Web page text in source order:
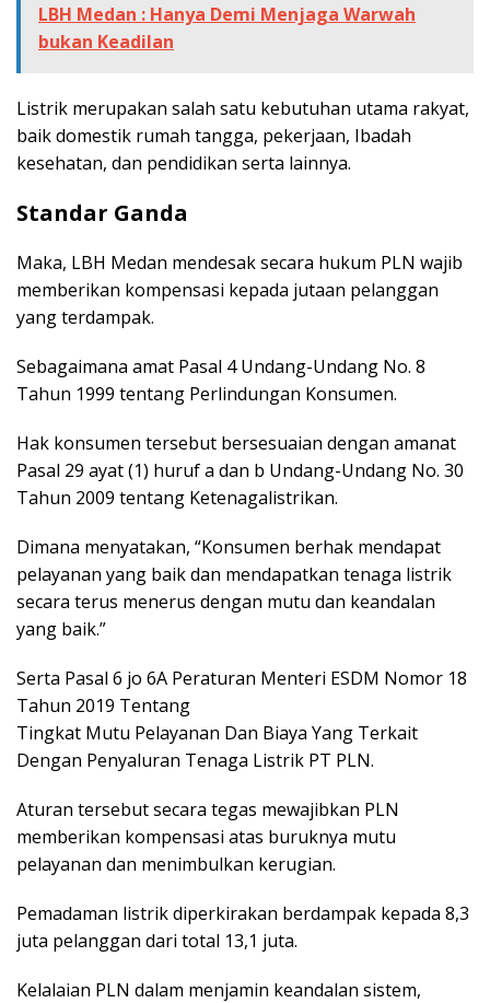
LBH Medan : Hanya Demi Menjaga Warwah
bukan Keadilan
Listrik merupakan salah satu kebutuhan utama rakyat,
baik domestik rumah tangga, pekerjaan, Ibadah
kesehatan, dan pendidikan serta lainnya.
Standar Ganda
Maka, LBH Medan mendesak secara hukum PLN wajib
memberikan kompensasi kepada jutaan pelanggan
yang terdampak.
Sebagaimana amat Pasal 4 Undang-Undang No. 8
Tahun 1999 tentang Perlindungan Konsumen.
Hak konsumen tersebut bersesuaian dengan amanat
Pasal 29 ayat (1) huruf a dan b Undang-Undang No. 30
Tahun 2009 tentang Ketenagalistrikan.
Dimana menyatakan, “Konsumen berhak mendapat
pelayanan yang baik dan mendapatkan tenaga listrik
secara terus menerus dengan mutu dan keandalan
yang baik.”
Serta Pasal 6 jo 6A Peraturan Menteri ESDM Nomor 18
Tahun 2019 Tentang
Tingkat Mutu Pelayanan Dan Biaya Yang Terkait
Dengan Penyaluran Tenaga Listrik PT PLN.
Aturan tersebut secara tegas mewajibkan PLN
memberikan kompensasi atas buruknya mutu
pelayanan dan menimbulkan kerugian.
Pemadaman listrik diperkirakan berdampak kepada 8,3
juta pelanggan dari total 13,1 juta.
Kelalaian PLN dalam menjamin keandalan sistem,